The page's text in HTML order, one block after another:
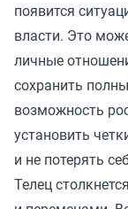
появится
власти. Это
личные
сохранить
возможность
установить
и не потерять
Телец